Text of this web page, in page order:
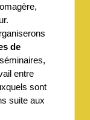
de
entre
sont
suite aux